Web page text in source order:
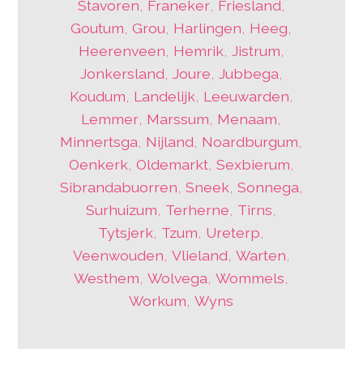
Stavoren Franeker, Friesland
Goutum ,Grou Harlingen Heeg
Heerenveen Hemrik Jistrum
Jonkersland Joure Jubbega
Koudum Landelijk Leeuwarden
Lemmer Marssum Menaam
Minnertsga Nijland Noardburgum
Oenkerk Oldemarkt, Sexbierum
Sibrandabuorren Sneek Sonnega
Surhuizum Terherne Tirns
Tytsjerk Tzum Ureterp
Veenwouden Vlieland Warten
Westhem ,Wolvega ,Wommels
Workum ,Wyns